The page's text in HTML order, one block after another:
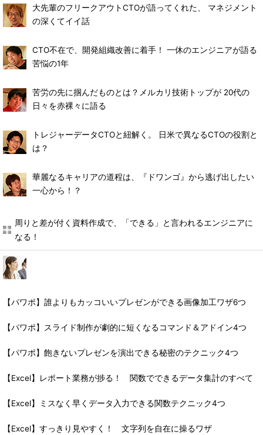
大先輩のフリークアウトCTOが語ってくれた、 マネジメント
の深くてイイ話
CTO不在で、開発組織改善に着手！ 一休のエンジニアが語る
苦悩の1年
苦労の先に掴んだものとは？メルカリ技術トップが 20代の
日々を赤裸々に語る
トレジャーデータCTOと紐解く。 日米で異なるCTOの役割と
は？
華麗なるキャリアの道程は、『ドワンゴ』から逃げ出したい
一心から！？
周りと差が付く資料作成で、「できる」と言われるエンジニアに
なる！
【パワポ】誰よりもカッコいいプレゼンができる画像加工ワザ6つ
【パワポ】スライド制作が劇的に短くなるコマンド＆アドイン4つ
【パワポ】飽きないプレゼンを演出できる秘密のテクニック4つ
【Excel】レポート業務が捗る！ 関数でできるデータ集計のすべて
【Excel】ミスなく早くデータ入力できる関数テクニック4つ
【Excel】すっきり見やすく！ 文字列を自在に操るワザ